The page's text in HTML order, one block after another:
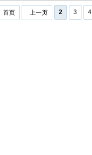
首页 上一页 2 3 4